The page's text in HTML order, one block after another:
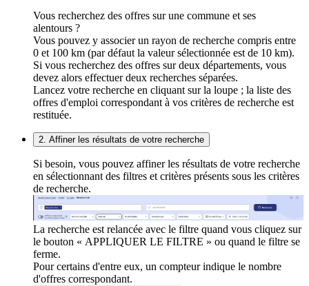
Vous recherchez des offres sur une commune et ses
alentours ?
Vous pouvez y associer un rayon de recherche compris entre
0 et 100 km (par défaut la valeur sélectionnée est de 10 km).
Si vous recherchez des offres sur deux départements, vous
devez alors effectuer deux recherches séparées.
Lancez votre recherche en cliquant sur la loupe ; la liste des
offres d'emploi correspondant à vos critères de recherche est
restituée.
2. Affiner les résultats de votre recherche
Si besoin, vous pouvez affiner les résultats de votre recherche
en sélectionnant des filtres et critères présents sous les critères
de recherche.
La recherche est relancée avec le filtre quand vous cliquez sur
le bouton « APPLIQUER LE FILTRE » ou quand le filtre se
ferme.
Pour certains d'entre eux, un compteur indique le nombre
d'offres correspondant.